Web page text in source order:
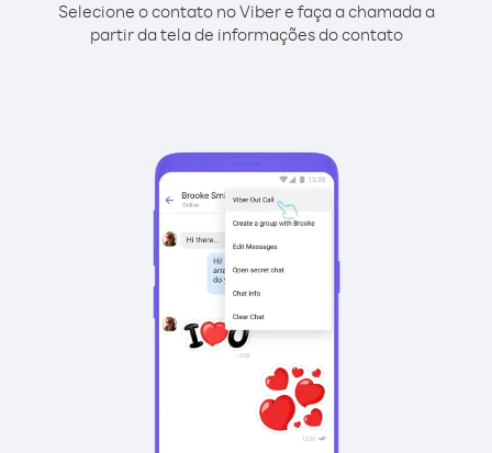
Selecione o contato no Viber e faça a chamada a
partir da tela de informações do contato